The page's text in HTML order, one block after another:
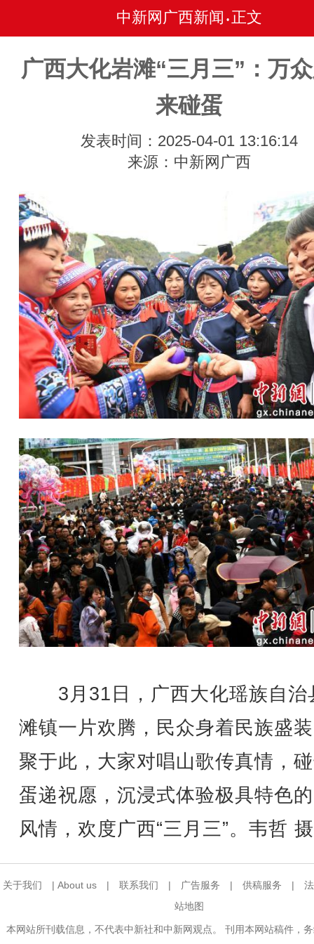
中新网广西新闻 • 正文
广西大化岩滩“三月三”：万
来碰蛋
发表时间：2025-04-01 13:16:14
来源：中新网广西
3月31日，广西大化瑶族自治
滩镇一片欢腾，民众身着民族盛
聚于此，大家对唱山歌传真情，
蛋递祝愿，沉浸式体验极具特色
风情，欢度广西“三月三”。韦哲 摄
关于我们 | About us | 联系我们 | 广告服务 | 供稿服务 |
站地图
本网站所刊载信息，不代表中新社和中新网观点。 刊用本网站稿件，